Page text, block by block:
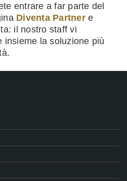
entrare a far parte del
Diventa Partnere
il nostro staff vi
insieme la soluzione più